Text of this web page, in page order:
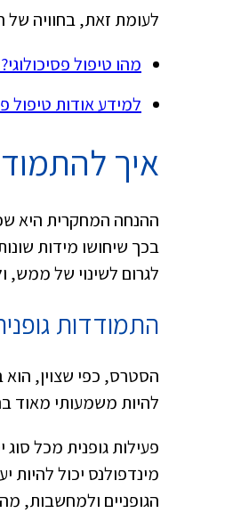
לעומת זאת, בחוויה של
מהו טיפול
למידע אודות טיפול
איך
ההנחה המחקרית היא
בכך שיחושו מידות
לגרום לשינוי של ממש,
התמודדות
הסטרס, כפי שצוין, הוא
להיות משמעותי מאוד
פעילות גופנית מכל
מינדפולנס יכול
הגופניים ולמחשבות,